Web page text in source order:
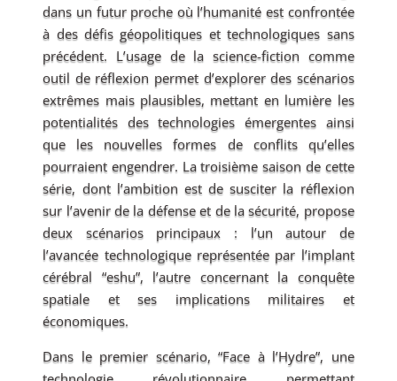
dans un futur proche où l’humanité est confrontée
à des défis géopolitiques et technologiques sans
précédent. L’usage de la science-fiction comme
outil de réflexion permet d’explorer des scénarios
extrêmes mais plausibles, mettant en lumière les
potentialités des technologies émergentes ainsi
que les nouvelles formes de conflits qu’elles
pourraient engendrer. La troisième saison de cette
série, dont l’ambition est de susciter la réflexion
sur l’avenir de la défense et de la sécurité, propose
deux scénarios principaux : l’un autour de
l’avancée technologique représentée par l’implant
cérébral “eshu”, l’autre concernant la conquête
spatiale et ses implications militaires et
économiques.
Dans le premier scénario, “Face à l’Hydre”, une